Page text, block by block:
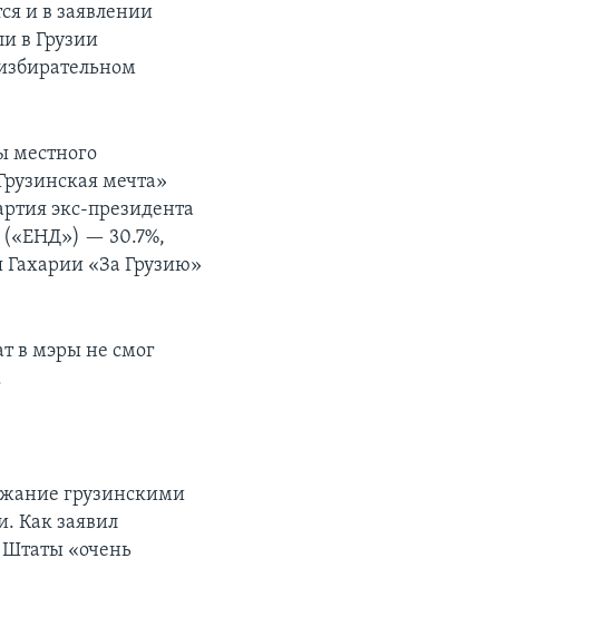
и в заявлении
в Грузии
местного
мечта»
экс-президента
(«ЕНД») — 30.7%,
Гахарии «За Грузию»
в мэры не смог
грузинскими
Как заявил
«очень